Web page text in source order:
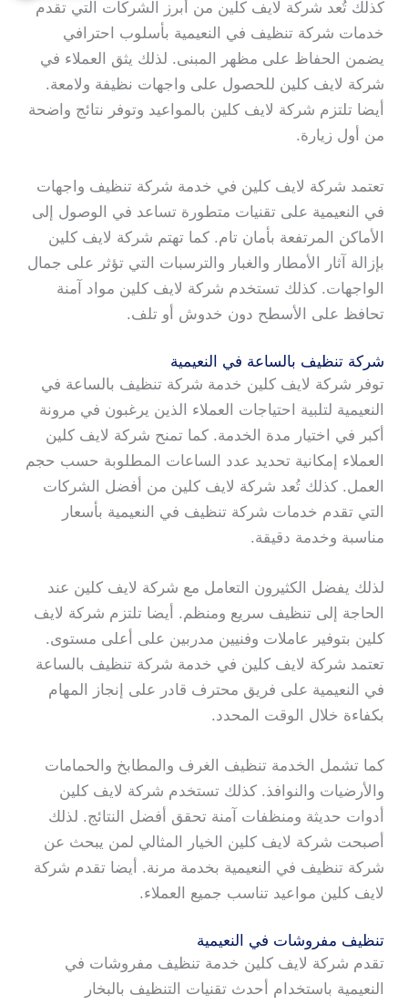
كذلك تُعد شركة لايف كلين من أبرز الشركات التي تقدم
خدمات شركة تنظيف في النعيمية بأسلوب احترافي
يضمن الحفاظ على مظهر المبنى. لذلك يثق العملاء في
شركة لايف كلين للحصول على واجهات نظيفة ولامعة.
أيضا تلتزم شركة لايف كلين بالمواعيد وتوفر نتائج واضحة
من أول زيارة.
تعتمد شركة لايف كلين في خدمة شركة تنظيف واجهات
في النعيمية على تقنيات متطورة تساعد في الوصول إلى
الأماكن المرتفعة بأمان تام. كما تهتم شركة لايف كلين
بإزالة آثار الأمطار والغبار والترسبات التي تؤثر على جمال
الواجهات. كذلك تستخدم شركة لايف كلين مواد آمنة
تحافظ على الأسطح دون خدوش أو تلف.
شركة تنظيف بالساعة في النعيمية
توفر شركة لايف كلين خدمة شركة تنظيف بالساعة في
النعيمية لتلبية احتياجات العملاء الذين يرغبون في مرونة
أكبر في اختيار مدة الخدمة. كما تمنح شركة لايف كلين
العملاء إمكانية تحديد عدد الساعات المطلوبة حسب حجم
العمل. كذلك تُعد شركة لايف كلين من أفضل الشركات
التي تقدم خدمات شركة تنظيف في النعيمية بأسعار
مناسبة وخدمة دقيقة.
لذلك يفضل الكثيرون التعامل مع شركة لايف كلين عند
الحاجة إلى تنظيف سريع ومنظم. أيضا تلتزم شركة لايف
كلين بتوفير عاملات وفنيين مدربين على أعلى مستوى.
تعتمد شركة لايف كلين في خدمة شركة تنظيف بالساعة
في النعيمية على فريق محترف قادر على إنجاز المهام
بكفاءة خلال الوقت المحدد.
كما تشمل الخدمة تنظيف الغرف والمطابخ والحمامات
والأرضيات والنوافذ. كذلك تستخدم شركة لايف كلين
أدوات حديثة ومنظفات آمنة تحقق أفضل النتائج. لذلك
أصبحت شركة لايف كلين الخيار المثالي لمن يبحث عن
شركة تنظيف في النعيمية بخدمة مرنة. أيضا تقدم شركة
لايف كلين مواعيد تناسب جميع العملاء.
تنظيف مفروشات في النعيمية
تقدم شركة لايف كلين خدمة تنظيف مفروشات في
النعيمية باستخدام أحدث تقنيات التنظيف بالبخار